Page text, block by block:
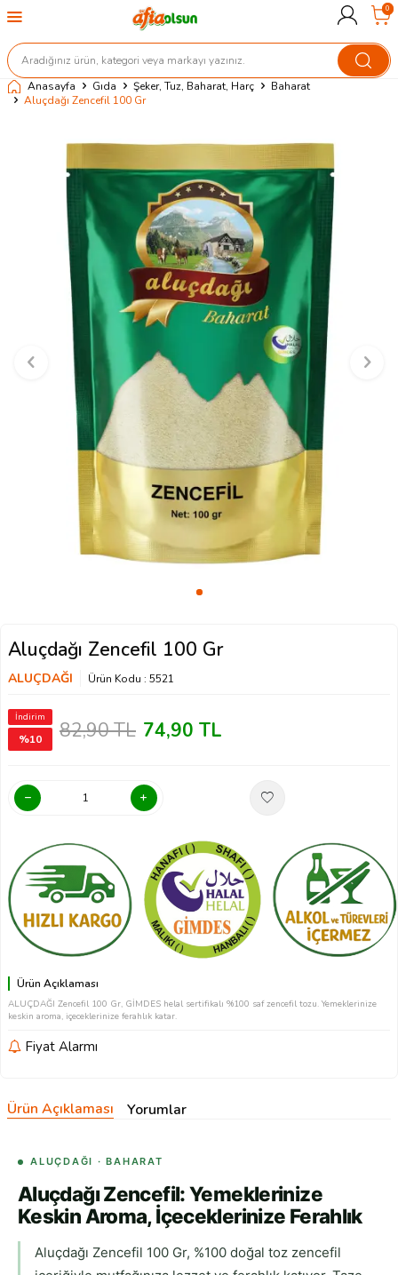
0
Anasayfa Gıda Şeker, Tuz, Baharat, Harç
Baharat
Aluçdağı Zencefil 100 Gr
Aluçdağı Zencefil 100 Gr
ALUÇDAĞI Ürün Kodu : 5521
İndirim
%10 82,90TL 74,90 TL
Ürün Açıklaması
ALUÇDAĞI Zencefil 100 Gr, GİMDES helal sertifikalı %100 saf zencefil tozu. Yemeklerinize
keskin aroma, içeceklerinize ferahlık katar.
Fiyat Alarmı
Ürün Açıklaması Yorumlar
ALUÇDAĞI · BAHARAT
Aluçdağı Zencefil: Yemeklerinize
Keskin Aroma, İçeceklerinize Ferahlık
Aluçdağı Zencefil 100 Gr, %100 doğal toz zencefil